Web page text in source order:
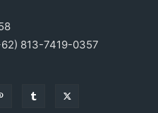
813-7419-0357